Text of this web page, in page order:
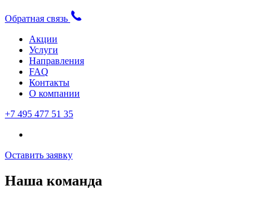
Обратная связь
Акции
Услуги
Направления
FAQ
Контакты
О компании
+7 495 477 51 35
Оставить заявку
Наша команда